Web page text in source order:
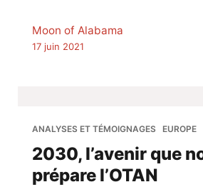
Moon of Alabama
17 juin 2021
ANALYSES ET TÉMOIGNAGES EUROPE
2030, l’avenir que
prépare l’OTAN